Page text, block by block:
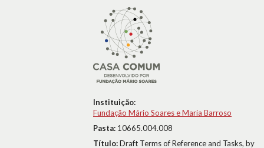
Instituição:
Fundação Mário Soares e Maria Barroso
Pasta: 10665.004.008
Título:Draft Terms of Reference and Tasks, by